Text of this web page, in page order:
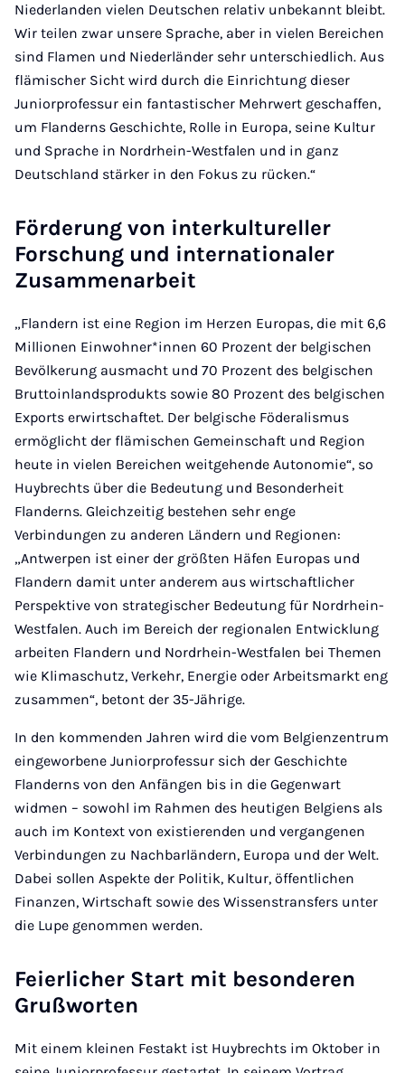
Niederlanden vielen Deutschen relativ unbekannt bleibt.
Wir teilen zwar unsere Sprache, aber in vielen Bereichen
sind Flamen und Niederländer sehr unterschiedlich. Aus
flämischer Sicht wird durch die Einrichtung dieser
Juniorprofessur ein fantastischer Mehrwert geschaffen,
um Flanderns Geschichte, Rolle in Europa, seine Kultur
und Sprache in Nordrhein-Westfalen und in ganz
Deutschland stärker in den Fokus zu rücken.“
Förderung von interkultureller
Forschung und internationaler
Zusammenarbeit
„Flandern ist eine Region im Herzen Europas, die mit 6,6
Millionen Einwohner*innen 60 Prozent der belgischen
Bevölkerung ausmacht und 70 Prozent des belgischen
Bruttoinlandsprodukts sowie 80 Prozent des belgischen
Exports erwirtschaftet. Der belgische Föderalismus
ermöglicht der flämischen Gemeinschaft und Region
heute in vielen Bereichen weitgehende Autonomie“, so
Huybrechts über die Bedeutung und Besonderheit
Flanderns. Gleichzeitig bestehen sehr enge
Verbindungen zu anderen Ländern und Regionen:
„Antwerpen ist einer der größten Häfen Europas und
Flandern damit unter anderem aus wirtschaftlicher
Perspektive von strategischer Bedeutung für Nordrhein-
Westfalen. Auch im Bereich der regionalen Entwicklung
arbeiten Flandern und Nordrhein-Westfalen bei Themen
wie Klimaschutz, Verkehr, Energie oder Arbeitsmarkt eng
zusammen“, betont der 35-Jährige.
In den kommenden Jahren wird die vom Belgienzentrum
eingeworbene Juniorprofessur sich der Geschichte
Flanderns von den Anfängen bis in die Gegenwart
widmen – sowohl im Rahmen des heutigen Belgiens als
auch im Kontext von existierenden und vergangenen
Verbindungen zu Nachbarländern, Europa und der Welt.
Dabei sollen Aspekte der Politik, Kultur, öffentlichen
Finanzen, Wirtschaft sowie des Wissenstransfers unter
die Lupe genommen werden.
Feierlicher Start mit besonderen
Grußworten
Mit einem kleinen Festakt ist Huybrechts im Oktober in